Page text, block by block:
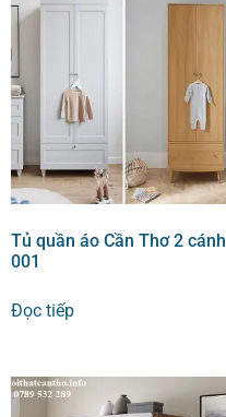
Tủ quần áo Cần Thơ 2 cánh
001
Đọc tiếp